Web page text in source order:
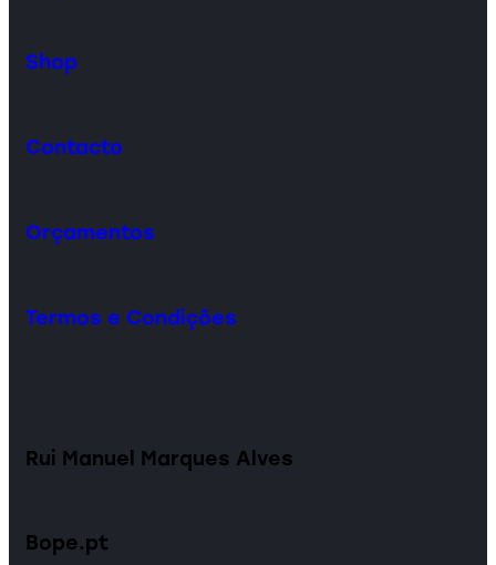
Shop
Contacto
Orçamentos
Termos e Condições
Rui Manuel Marques Alves
Bope.pt